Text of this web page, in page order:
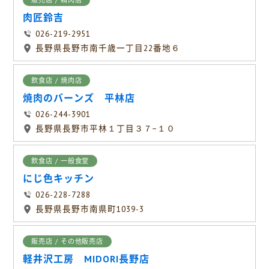
肉匠鈴吉
026-219-2951
長野県長野市南千歳一丁目22番地６
飲食店 / 焼肉店
焼肉のバーンズ 平林店
026-244-3901
長野県長野市平林１丁目３７−１０
飲食店 / 一般食堂
にじ色キッチン
026-228-7288
長野県長野市南県町1039-3
販売店 / その他販売店
軽井沢工房 MIDORI長野店